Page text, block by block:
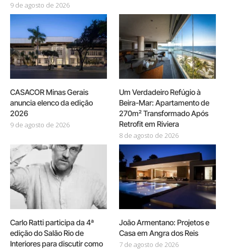
9 de agosto de 2026
CASACOR Minas Gerais
anuncia elenco da edição
2026
9 de agosto de 2026
Um Verdadeiro Refúgio à
Beira-Mar: Apartamento de
270m² Transformado Após
Retrofit em Riviera
8 de agosto de 2026
Carlo Ratti participa da 4ª
edição do Salão Rio de
Interiores para discutir como
João Armentano: Projetos e
Casa em Angra dos Reis
7 de agosto de 2026